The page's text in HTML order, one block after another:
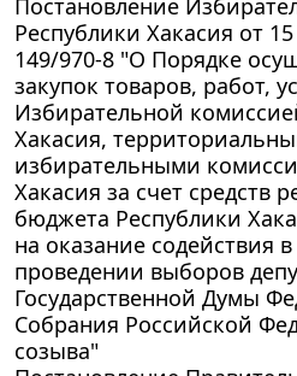
Республики Хакасия от
149/970-8 "О Порядке
закупок товаров, работ,
Избирательной
Хакасия,
избирательными
Хакасия за счет средств
бюджета Республики
на оказание содействия
проведении выборов
Государственной Думы
Собрания Российской
созыва"